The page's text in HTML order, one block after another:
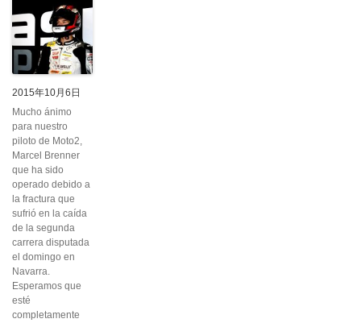
2015年10月6日
Mucho ánimo
para nuestro
piloto de Moto2,
Marcel Brenner
que ha sido
operado debido a
la fractura que
sufrió en la caída
de la segunda
carrera disputada
el domingo en
Navarra.
Esperamos que
esté
completamente